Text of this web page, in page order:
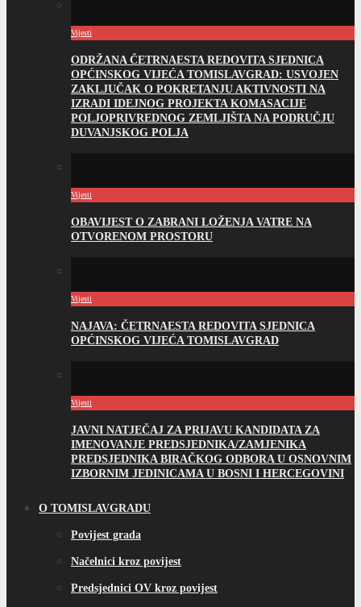
Vijesti
ODRŽANA ČETRNAESTA REDOVITA SJEDNICA
OPĆINSKOG VIJEĆA TOMISLAVGRAD: USVOJEN
ZAKLJUČAK O POKRETANJU AKTIVNOSTI NA
IZRADI IDEJNOG PROJEKTA KOMASACIJE
POLJOPRIVREDNOG ZEMLJIŠTA NA PODRUČJU
DUVANJSKOG POLJA
Vijesti
OBAVIJEST O ZABRANI LOŽENJA VATRE NA
OTVORENOM PROSTORU
Vijesti
NAJAVA: ČETRNAESTA REDOVITA SJEDNICA
OPĆINSKOG VIJEĆA TOMISLAVGRAD
Vijesti
JAVNI NATJEČAJ ZA PRIJAVU KANDIDATA ZA
IMENOVANJE PREDSJEDNIKA/ZAMJENIKA
PREDSJEDNIKA BIRAČKOG ODBORA U OSNOVNIM
IZBORNIM JEDINICAMA U BOSNI I HERCEGOVINI
O TOMISLAVGRADU
Povijest grada
Načelnici kroz povijest
Predsjednici OV kroz povijest